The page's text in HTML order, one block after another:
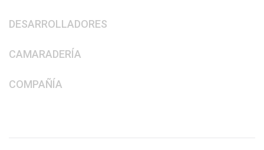
DESARROLLADORES
CAMARADERÍA
COMPAÑÍA